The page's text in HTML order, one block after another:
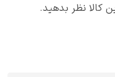
کالا نظر بدهید.